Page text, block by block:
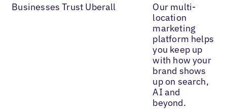
Businesses Trust Uberall
Our multi-
location
marketing
platform helps
you keep up
with how your
brand shows
up on search,
AI and
beyond.